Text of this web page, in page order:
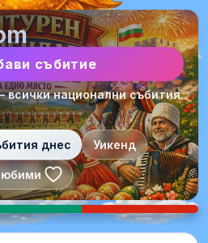
събитие
всички национални събития
днес Уикенд